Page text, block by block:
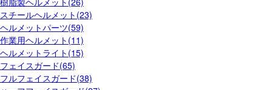
スチールヘルメット(23)
ヘルメットパーツ(59)
作業用ヘルメット(11)
ヘルメットライト(15)
フェイスガード(65)
フルフェイスガード(38)